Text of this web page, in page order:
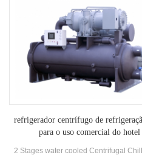
refrigerador centrífugo de
para o uso comercial do hotel
2 Stages water cooled Centrifugal